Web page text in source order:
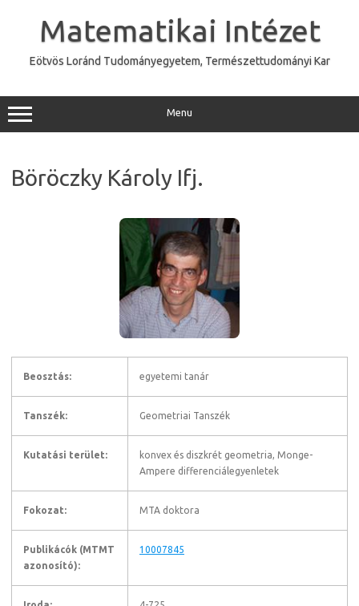
Matematikai Intézet
Eötvös Loránd Tudományegyetem, Természettudományi Kar
Menu
Böröczky Károly Ifj.
Beosztás: egyetemi tanár
Tanszék: Geometriai Tanszék
Kutatási terület:
konvex és diszkrét geometria, Monge-
Ampere differenciálegyenletek
Fokozat: MTA doktora
Publikácók (MTMT
azonosító):
10007845